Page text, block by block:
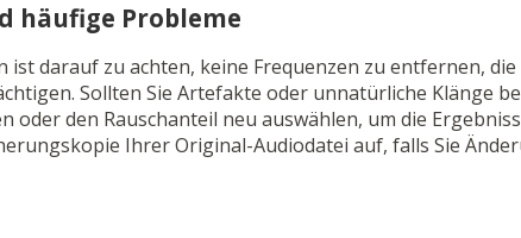
häufige Probleme
ist darauf zu achten, keine Frequenzen zu entfernen, die
Sollten Sie Artefakte oder unnatürliche Klänge
oder den Rauschanteil neu auswählen, um die
Ihrer Original-Audiodatei auf, falls Sie